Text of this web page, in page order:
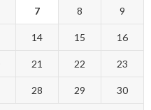
7 8 9
14 15 16
21 22 23
28 29 30